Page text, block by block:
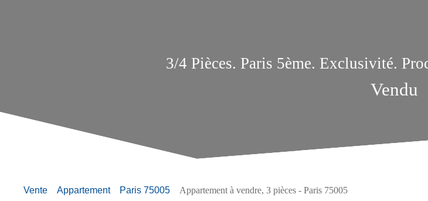
3/4 Pièces. Paris 5ème. Exclusivité.
Vendu
Vente Appartement Paris 75005 Appartement à vendre, 3 pièces - Paris 75005